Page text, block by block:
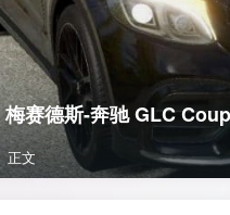
赛德斯-奔驰 GLC
正文